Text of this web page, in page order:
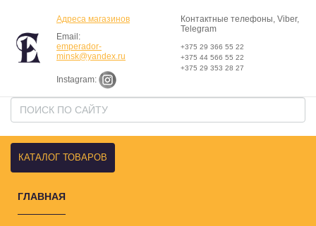
Адреса магазинов
Email:
emperador-
minsk@yandex.ru
Instagram:
Контактные телефоны, Viber,
Telegram
+375 29 366 55 22
+375 44 566 55 22
+375 29 353 28 27
КАТАЛОГ ТОВАРОВ
ГЛАВНАЯ